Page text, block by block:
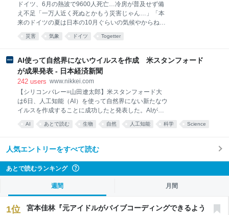
面白いだろうなと思って演じました。水中でぶくぶく
言いながら戦うシーンは、普段なら水中のシーンは口
を触ったりしますが、今回はもっと島二郎っぽいのが
いいのかなと思って、家で練習したりしました。いろ
あるので、その分気合も入
ドイツ、6月の熱波で9600人死亡…冷房が普及せず備
え不足「一万人近く死ぬとかもう災害じゃん…」「本
来のドイツの夏は日本の10月ぐらいの気候やからね
え」
災害 気象 ドイツ Togetter
AI使って自然界にないウイルスを作成 米スタンフォード
が成果発表 - 日本経済新聞
242 users www.nikkei.com
【シリコンバレー=山田遼太郎】米スタンフォード大
は6日、人工知能（AI）を使って自然界にない新たなウ
イルスを作成することに成功したと発表した。AIが生
命の設計図にあたるゲノム（全遺伝情報）の配列全体
を設計し、機能を確認できた初の事例という。医療の
る。スタンフォード大などの研究チームが、生成AIの
ァージ
AI あとで読む 生物 自然 人工知能 科学 Science
人気エントリーをすべて読む
あとで読むランキング
週間 月間
1位
宮本佳林『元アイドルがバイブコーディングできるよう